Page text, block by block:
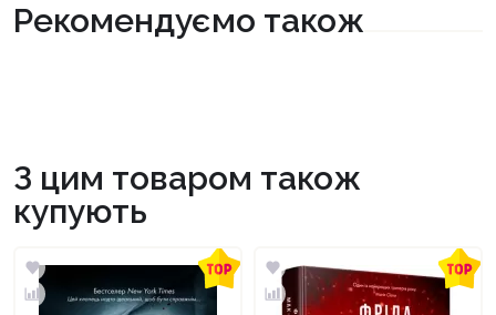
Рекомендуємо також
З цим товаром також
купують